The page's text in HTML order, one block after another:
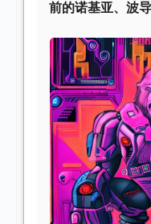
前的诺基亚、波导